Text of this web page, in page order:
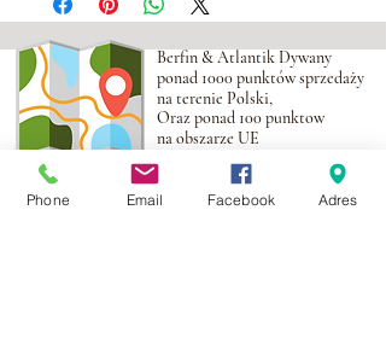
Berfin & Atlantik Dywany
ponad 1000 punktów sprzedaży
na terenie Polski,
Oraz ponad 100 punktow
na obszarze UE
Adres:
Al. Krakowska 2,
Phone Email Facebook Adres